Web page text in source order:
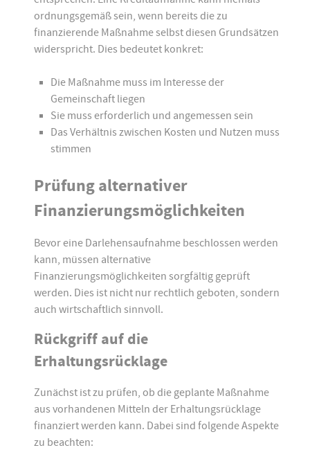
ordnungsgemäß sein, wenn bereits die zu
finanzierende Maßnahme selbst diesen Grundsätzen
widerspricht. Dies bedeutet konkret:
Die Maßnahme muss im Interesse der
Gemeinschaft liegen
Sie muss erforderlich und angemessen sein
Das Verhältnis zwischen Kosten und Nutzen muss
stimmen
Prüfung alternativer
Finanzierungsmöglichkeiten
Bevor eine Darlehensaufnahme beschlossen werden
kann, müssen alternative
Finanzierungsmöglichkeiten sorgfältig geprüft
werden. Dies ist nicht nur rechtlich geboten, sondern
auch wirtschaftlich sinnvoll.
Rückgriff auf die
Erhaltungsrücklage
Zunächst ist zu prüfen, ob die geplante Maßnahme
aus vorhandenen Mitteln der Erhaltungsrücklage
finanziert werden kann. Dabei sind folgende Aspekte
zu beachten: